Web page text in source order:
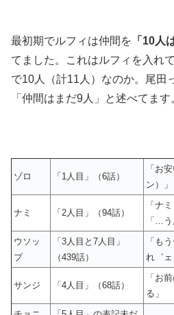
最初期でルフィは仲間を 「10人
てました。これはルフィを入れ
で10人（計11人）なのか。尾田
「仲間はまだ9人」と述べてます
ゾロ 「1人目」（6話）
「お
ン）」
ナミ 「2人目」（94話）
「ナ
「…う
ウソッ
プ
「3人目と7人目」
（439話）
「も
れ゛ェ
サンジ 「4人目」（68話）
「お
る」